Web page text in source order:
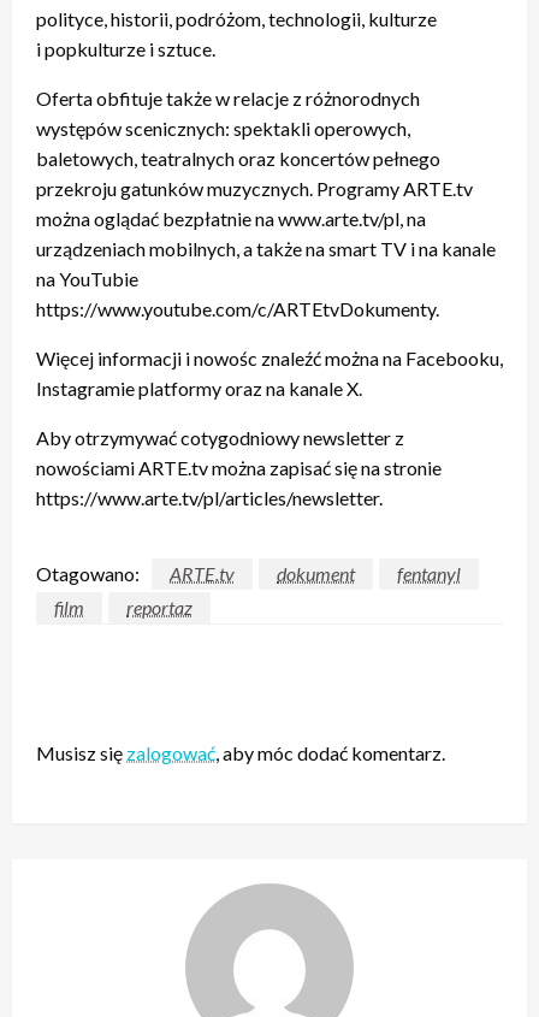
polityce, historii, podróżom, technologii, kulturze
i popkulturze i sztuce.
Oferta obfituje także w relacje z różnorodnych
występów scenicznych: spektakli operowych,
baletowych, teatralnych oraz koncertów pełnego
przekroju gatunków muzycznych. Programy ARTE.tv
można oglądać bezpłatnie na www.arte.tv/pl, na
urządzeniach mobilnych, a także na smart TV i na kanale
na YouTubie
https://www.youtube.com/c/ARTEtvDokumenty.
Więcej informacji i nowośc znaleźć można na Facebooku,
Instagramie platformy oraz na kanale X.
Aby otrzymywać cotygodniowy newsletter z
nowościami ARTE.tv można zapisać się na stronie
https://www.arte.tv/pl/articles/newsletter.
Otagowano: ARTE.tv dokument
fentanyl
film
reportaz
Musisz się zalogować, aby móc dodać komentarz.